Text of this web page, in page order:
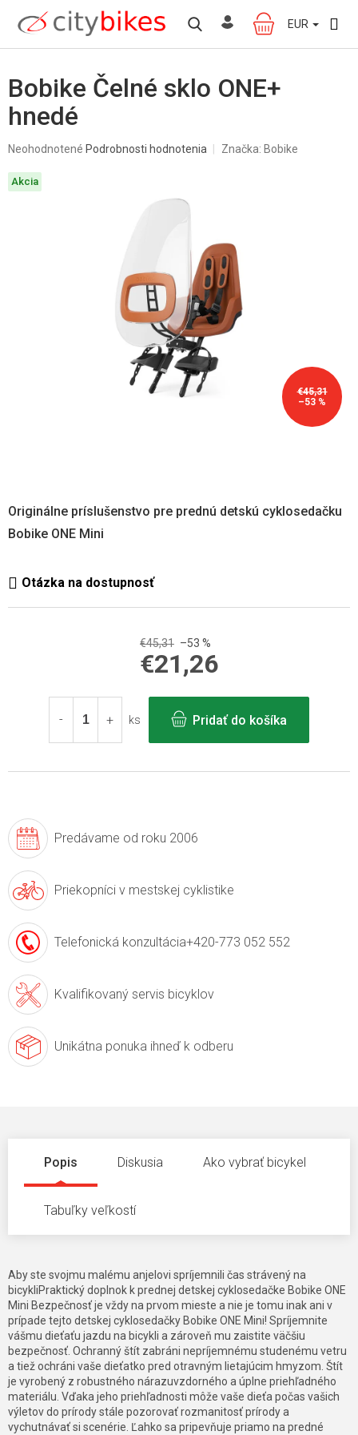
obsah
NÁKUPNÝ
KOŠÍK
EUR
Bobike Čelné sklo ONE+
hnedé
Priemerné
produktu
je
Neohodnotené Podrobnosti hodnotenia Značka: Bobike
€45,31
–53 %
Akcia
Originálne príslušenstvo pre prednú detskú cyklosedačku
Bobike ONE Mini
€45,31 –53 %
€21,26
cena:
ks
Pridať do košíka
Predávame od roku 2006
Priekopníci v mestskej cyklistike
Telefonická konzultácia+420-773 052 552
Kvalifikovaný servis bicyklov
Unikátna ponuka ihneď k odberu
Popis Diskusia Ako vybrať bicykel
Tabuľky veľkostí
Aby ste svojmu malému anjelovi spríjemnili čas strávený na
bicykliPraktický doplnok k prednej detskej cyklosedačke Bobike ONE
Mini Bezpečnosť je vždy na prvom mieste a nie je tomu inak ani v
prípade tejto detskej cyklosedačky Bobike ONE Mini! Spríjemnite
vášmu dieťaťu jazdu na bicykli a zároveň mu zaistite väčšiu
bezpečnosť. Ochranný štít zabráni nepríjemnému studenému vetru
a tiež ochráni vaše dieťatko pred otravným lietajúcim hmyzom. Štít
je vyrobený z robustného nárazuvzdorného a úplne priehľadného
materiálu. Vďaka jeho priehľadnosti môže vaše dieťa počas vašich
výletov do prírody stále pozorovať rozmanitosť prírody a
vychutnávať si scenérie. Ľahko sa pripevňuje priamo na predné